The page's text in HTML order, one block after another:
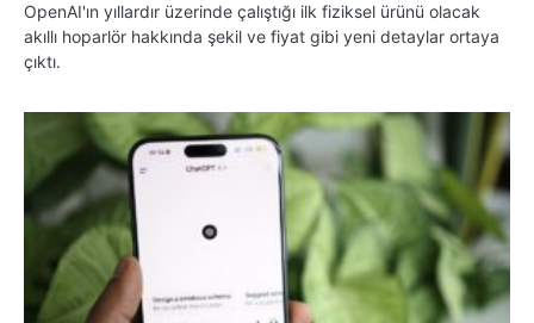
OpenAI'ın yıllardır üzerinde çalıştığı ilk fiziksel ürünü olacak
akıllı hoparlör hakkında şekil ve fiyat gibi yeni detaylar ortaya
çıktı.